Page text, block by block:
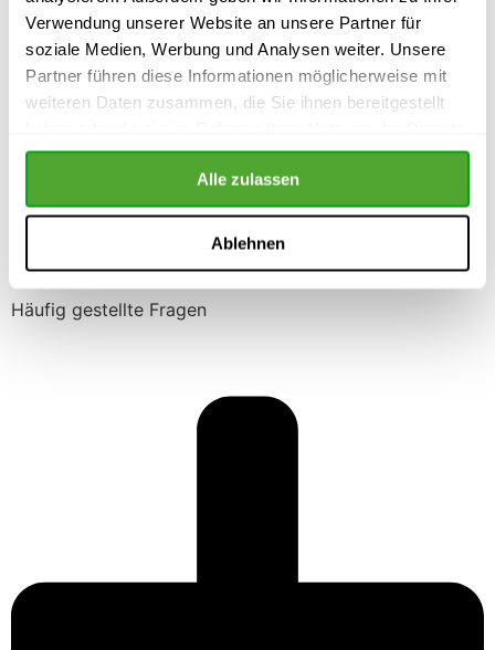
Verwendung unserer Website an unsere Partner für
soziale Medien, Werbung und Analysen weiter. Unsere
Partner führen diese Informationen möglicherweise mit
weiteren Daten zusammen, die Sie ihnen bereitgestellt
gesammelt haben.
Alle zulassen
Ablehnen
Webinar Betriebsrat 2
07.12.2026| 09:00-12:30
Webinar Betriebsrat 3
Webinar Betriebsrat 1
Häufig gestellte Fragen